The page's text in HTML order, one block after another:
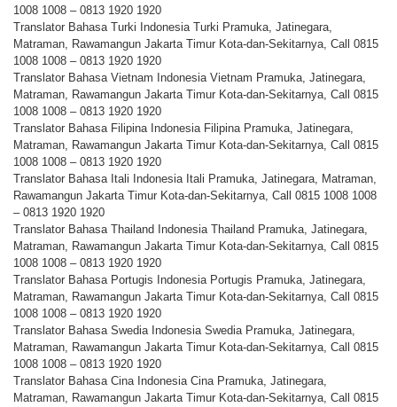
1008 1008 – 0813 1920 1920
Translator Bahasa Turki Indonesia Turki Pramuka, Jatinegara,
Matraman, Rawamangun Jakarta Timur Kota-dan-Sekitarnya, Call 0815
1008 1008 – 0813 1920 1920
Translator Bahasa Vietnam Indonesia Vietnam Pramuka, Jatinegara,
Matraman, Rawamangun Jakarta Timur Kota-dan-Sekitarnya, Call 0815
1008 1008 – 0813 1920 1920
Translator Bahasa Filipina Indonesia Filipina Pramuka, Jatinegara,
Matraman, Rawamangun Jakarta Timur Kota-dan-Sekitarnya, Call 0815
1008 1008 – 0813 1920 1920
Translator Bahasa Itali Indonesia Itali Pramuka, Jatinegara, Matraman,
Rawamangun Jakarta Timur Kota-dan-Sekitarnya, Call 0815 1008 1008
– 0813 1920 1920
Translator Bahasa Thailand Indonesia Thailand Pramuka, Jatinegara,
Matraman, Rawamangun Jakarta Timur Kota-dan-Sekitarnya, Call 0815
1008 1008 – 0813 1920 1920
Translator Bahasa Portugis Indonesia Portugis Pramuka, Jatinegara,
Matraman, Rawamangun Jakarta Timur Kota-dan-Sekitarnya, Call 0815
1008 1008 – 0813 1920 1920
Translator Bahasa Swedia Indonesia Swedia Pramuka, Jatinegara,
Matraman, Rawamangun Jakarta Timur Kota-dan-Sekitarnya, Call 0815
1008 1008 – 0813 1920 1920
Translator Bahasa Cina Indonesia Cina Pramuka, Jatinegara,
Matraman, Rawamangun Jakarta Timur Kota-dan-Sekitarnya, Call 0815